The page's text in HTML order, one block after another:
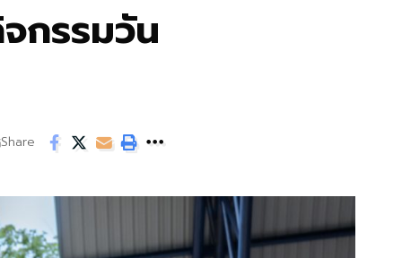
กรรมวัน
Share